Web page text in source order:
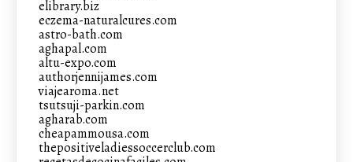
elibrary.biz
eczema-naturalcures.com
astro-bath.com
aghapal.com
altu-expo.com
authorjennijames.com
viajearoma.net
tsutsuji-parkin.com
agharab.com
cheapammousa.com
thepositiveladiessoccerclub.com